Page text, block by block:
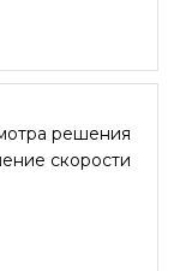
решения
скорости